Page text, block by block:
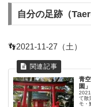
自分の足跡（
👣2021-11-27（土）
青
園
て散
モ・